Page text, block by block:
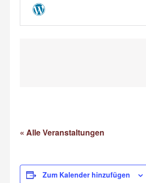
« Alle Veranstaltungen
Zum Kalender hinzufügen